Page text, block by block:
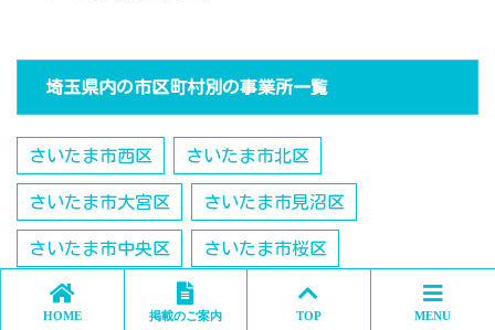
埼玉県内の市区町村別の事業所一覧
さいたま市西区 さいたま市北区
さいたま市大宮区 さいたま市見沼区
さいたま市中央区 さいたま市桜区
さいたま市浦和区 さいたま市南区
HOME 掲載のご案内 TOP MENU